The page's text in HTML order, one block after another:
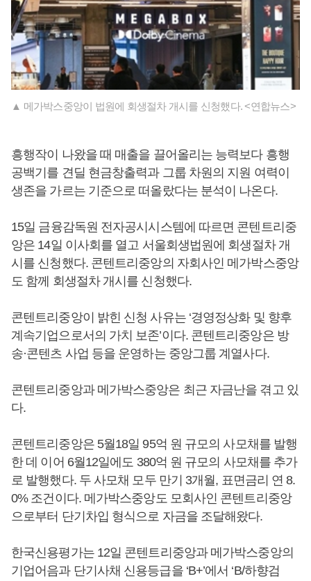
▲ 메가박스중앙이 법원에 회생절차 개시를 신청했다. <연합뉴스>
흥행작이 나왔을 때 매출을 끌어올리는 능력보다 흥행
공백기를 견딜 현금창출력과 그룹 차원의 지원 여력이
생존을 가르는 기준으로 떠올랐다는 분석이 나온다.
15일 금융감독원 전자공시시스템에 따르면 콘텐트리중
앙은 14일 이사회를 열고 서울회생법원에 회생절차 개
시를 신청했다. 콘텐트리중앙의 자회사인 메가박스중앙
도 함께 회생절차 개시를 신청했다.
콘텐트리중앙이 밝힌 신청 사유는 ‘경영정상화 및 향후
계속기업으로서의 가치 보존’이다. 콘텐트리중앙은 방
송·콘텐츠 사업 등을 운영하는 중앙그룹 계열사다.
콘텐트리중앙과 메가박스중앙은 최근 자금난을 겪고 있
다.
콘텐트리중앙은 5월18일 95억 원 규모의 사모채를 발행
한 데 이어 6월12일에도 380억 원 규모의 사모채를 추가
로 발행했다. 두 사모채 모두 만기 3개월, 표면금리 연 8.
0% 조건이다. 메가박스중앙도 모회사인 콘텐트리중앙
으로부터 단기차입 형식으로 자금을 조달해왔다.
한국신용평가는 12일 콘텐트리중앙과 메가박스중앙의
기업어음과 단기사채 신용등급을 ‘B+’에서 ‘B/하향검